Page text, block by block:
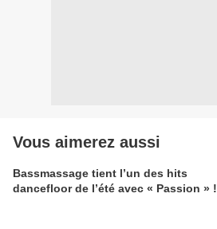
Vous aimerez aussi
Bassmassage tient l’un des hits
dancefloor de l’été avec « Passion » !